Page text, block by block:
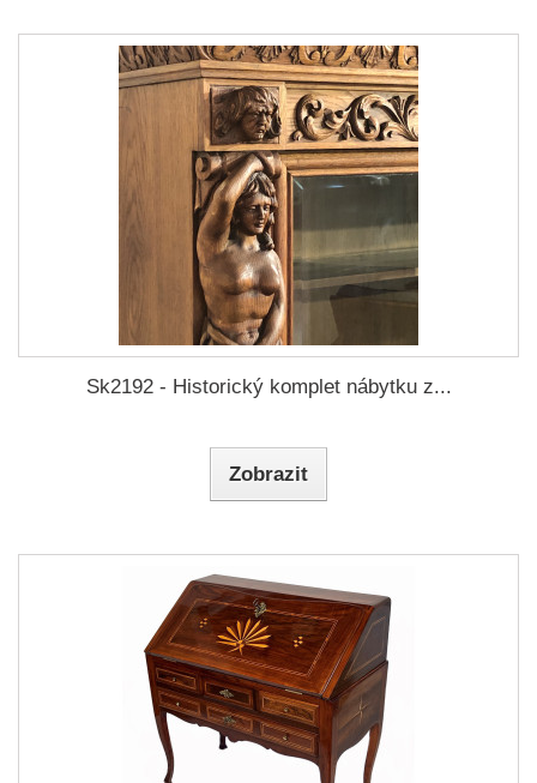
Sk2192 - Historický komplet nábytku z...
Zobrazit